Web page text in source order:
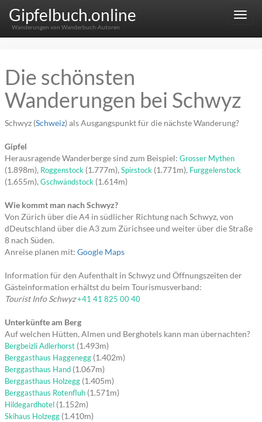
Menu
Gipfelbuch.online
Wanderungen von Wanderbuch-Autoren
Die schönsten
Wanderungen bei Schwyz
Schwyz (Schweiz) als Ausgangspunkt für die nächste Wanderung?
Gipfel
Herausragende Wanderberge sind zum Beispiel: Grosser Mythen
(1.898m), Roggenstock (1.777m), Spirstock (1.771m), Furggelenstock
(1.655m), Gschwändstock (1.614m)
Wie kommt man nach Schwyz?
Von Zürich über die A4 in südlicher Richtung nach Schwyz, von
dDeutschland über die A3 zum Zürichsee und weiter über die Straße
8 nach Süden.
Anreise planen mit: Google Maps
Information für den Aufenthalt in Schwyz und Öffnungszeiten der
Gästeinformation erhältst du beim Tourismusverband:
Tourist Info Schwyz+41 41 825 00 40
Unterkünfte am Berg
Auf welchen Hütten, Almen und Berghotels kann man übernachten?
Bergbeizli Adlerhorst (1.493m)
Berggasthaus Haggenegg (1.402m)
Berggasthaus Hand (1.067m)
Berggasthaus Holzegg (1.405m)
Berggasthaus Rotenfluh (1.571m)
Hildegardhotel (1.152m)
Skihaus Holzegg (1.410m)